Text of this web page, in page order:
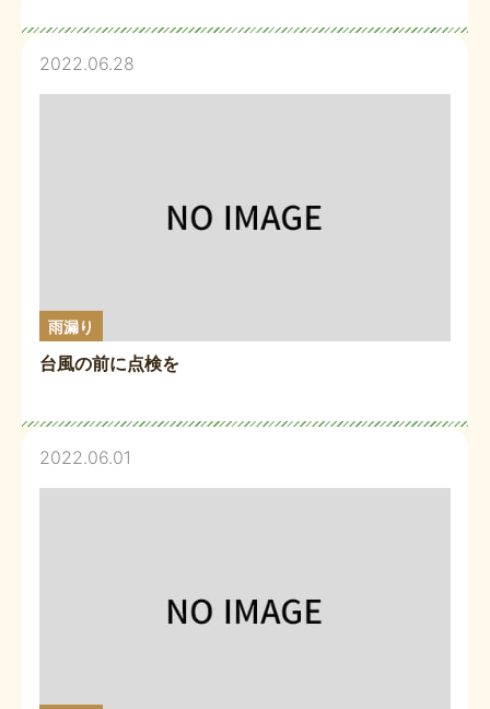
2022.06.28
雨漏り
台風の前に点検を
2022.06.01